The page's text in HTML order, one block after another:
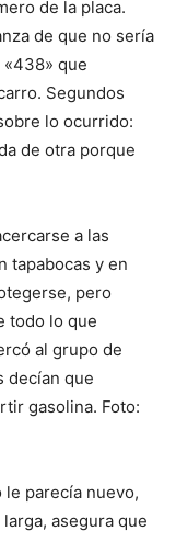
de la placa.
de que no sería
que
Segundos
lo ocurrido:
de otra porque
a las
tapabocas y en
pero
todo lo que
al grupo de
decían que
gasolina. Foto:
parecía nuevo,
asegura que